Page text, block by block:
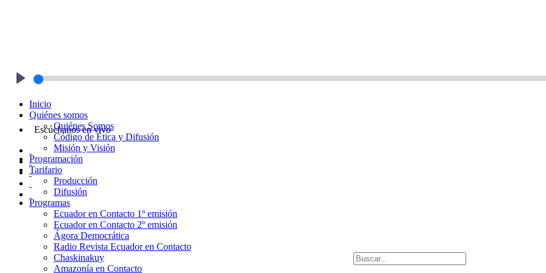
Escúchanos en vivo
Inicio
Quiénes somos
Quiénes Somos
Código de Ética y Difusión
Misión y Visión
Programación
Tarifario
Producción
Difusión
Programas
Ecuador en Contacto 1º emisión
Ecuador en Contacto 2º emisión
Ágora Democrática
Radio Revista Ecuador en Contacto
Chaskinakuy
Amazonía en Contacto